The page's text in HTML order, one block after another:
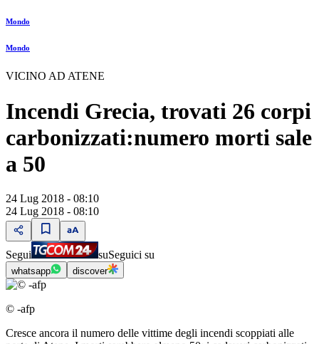
Mondo
Mondo
VICINO AD ATENE
Incendi Grecia, trovati 26 corpi
carbonizzati:numero morti sale
a 50
24 Lug 2018 - 08:10
24 Lug 2018 - 08:10
Segui suSeguici su
whatsapp discover
© -afp
Cresce ancora il numero delle vittime degli incendi scoppiati alle